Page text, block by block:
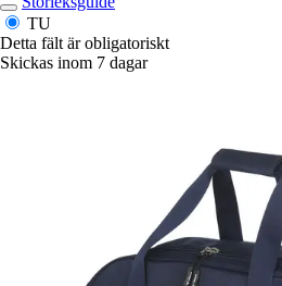
TU
Detta fält är obligatoriskt
Skickas inom 7 dagar